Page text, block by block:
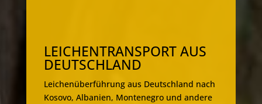
LEICHENTRANSPORT AUS
DEUTSCHLAND
Leichenüberführung aus Deutschland nach
Kosovo, Albanien, Montenegro und andere